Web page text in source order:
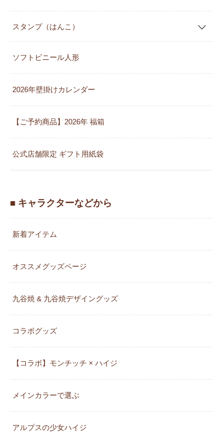
スタンプ（はんこ）
ソフトビニール人形
2026年壁掛けカレンダー
【ご予約商品】2026年 福箱
公式店舗限定 ギフト用紙袋
■ キャラクターなどから
新着アイテム
オススメグッズページ
九谷焼 & 九谷焼デザイングッズ
コラボグッズ
【コラボ】モンチッチ × ハイジ
メインカラーで選ぶ
アルプスの少女ハイジ